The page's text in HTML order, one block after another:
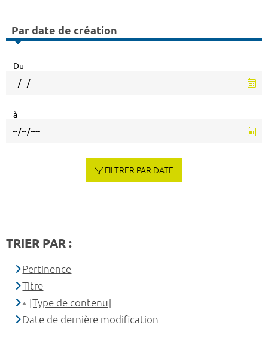
Par date de création
Du
à
FILTRER PAR DATE
TRIER PAR :
Pertinence
Titre
[Type de contenu]
Date de dernière modification